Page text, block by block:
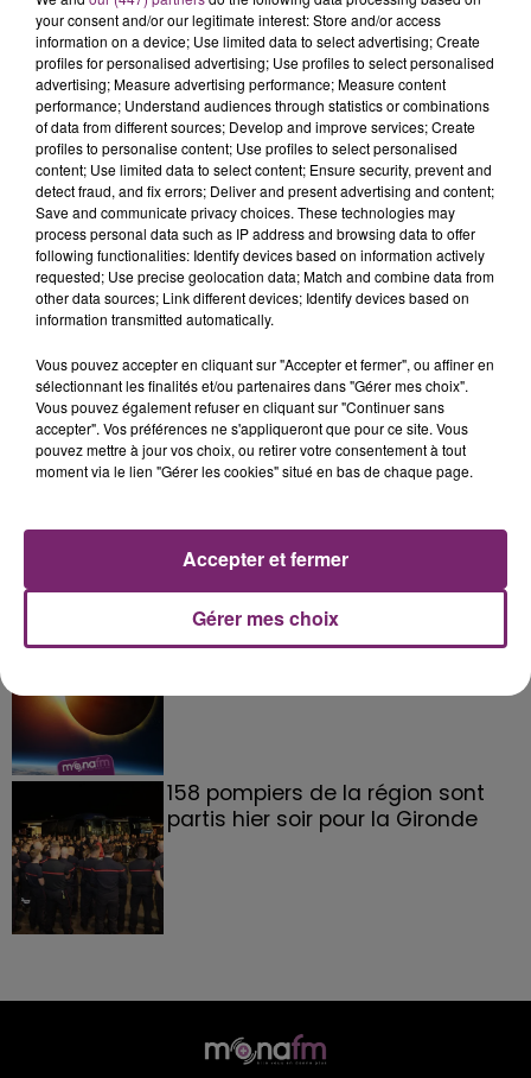
révéler en exclusivité que cet album s'appellera "Mon
pays c'est l'amour". Si ce nom avait déjà été évoqué
par le passé, il ne fait plus aucun doute qu'il a été
retenu par Laeticia au détriment d'autres noms
comme "Je te promets" et "Made in rock'n'roll". "Mon
pays c'est l'amour" n'a pas été choisi par hasard
comme vous l'apprendrez dans le tout dernier
numéro de votre magazine Public, actuellement
disponible en kiosques. Vous en saurez également plus
sur la pochette de ce disque, alors ne tardez pas.
La Bulle - Guinguette éphémère
éclipse solaire du 12 Août 2026
158 pompiers de la région sont
partis hier soir pour la Gironde
your consent and/or our legitimate interest: Store and/or access
information on a device; Use limited data to select advertising; Create
profiles for personalised advertising; Use profiles to select personalised
advertising; Measure advertising performance; Measure content
performance; Understand audiences through statistics or combinations
of data from different sources; Develop and improve services; Create
profiles to personalise content; Use profiles to select personalised
content; Use limited data to select content; Ensure security, prevent and
detect fraud, and fix errors; Deliver and present advertising and content;
Save and communicate privacy choices. These technologies may
process personal data such as IP address and browsing data to offer
following functionalities: Identify devices based on information actively
requested; Use precise geolocation data; Match and combine data from
other data sources; Link different devices; Identify devices based on
information transmitted automatically.
Vous pouvez accepter en cliquant sur "Accepter et fermer", ou affiner en
sélectionnant les finalités et/ou partenaires dans "Gérer mes choix".
Vous pouvez également refuser en cliquant sur "Continuer sans
accepter". Vos préférences ne s'appliqueront que pour ce site. Vous
pouvez mettre à jour vos choix, ou retirer votre consentement à tout
moment via le lien "Gérer les cookies" situé en bas de chaque page.
Gérer mes choix
Accepter et fermer